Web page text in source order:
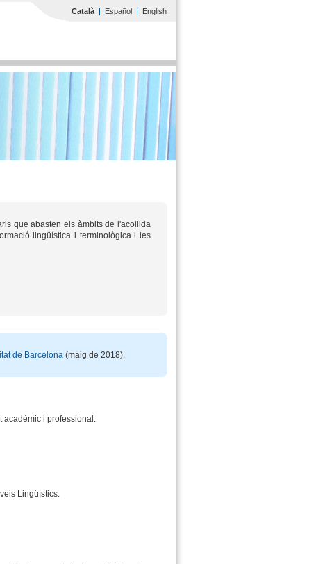
Català Español English
que abasten els àmbits de l'acollida
lingüística i terminològica i les
de Barcelona (maig de 2018).
acadèmic i professional.
Lingüístics.